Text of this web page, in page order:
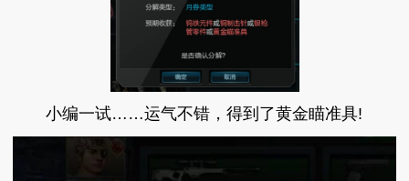
小编一试……运气不错，得到了黄金瞄准具!